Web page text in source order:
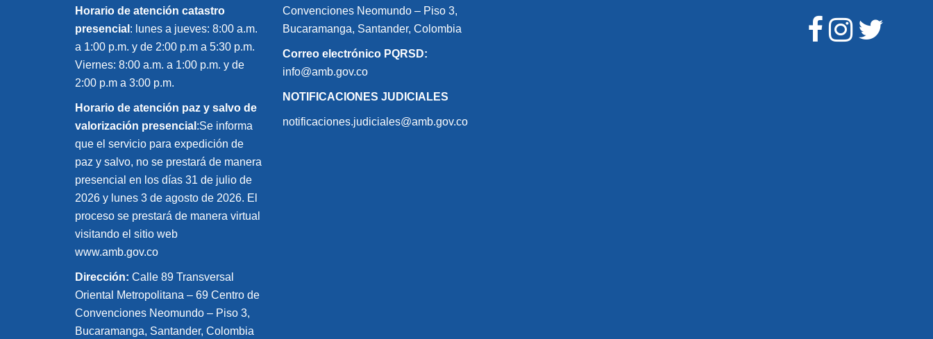
Horario de atención catastro
presencial : lunes a jueves: 8:00 a.m.
a 1:00 p.m. y de 2:00 p.m a 5:30 p.m.
Viernes: 8:00 a.m. a 1:00 p.m. y de
2:00 p.m a 3:00 p.m.
Horario de atención paz y salvo de
valorización presencial :Se informa
que el servicio para expedición de
paz y salvo, no se prestará de manera
presencial en los días 31 de julio de
2026 y lunes 3 de agosto de 2026. El
proceso se prestará de manera virtual
visitando el sitio web
www.amb.gov.co
Dirección: Calle 89 Transversal
Oriental Metropolitana – 69 Centro de
Convenciones Neomundo – Piso 3,
Bucaramanga, Santander, Colombia
Convenciones Neomundo – Piso 3,
Bucaramanga, Santander, Colombia
Correo electrónico PQRSD:
info@amb.gov.co
NOTIFICACIONES JUDICIALES
notificaciones.judiciales@amb.gov.co